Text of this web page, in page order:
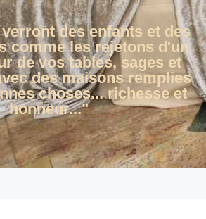
des enfants et des
comme les rejetons d'un
de vos tables, sages et
des maisons remplies
choses... richesse et
honneur..."